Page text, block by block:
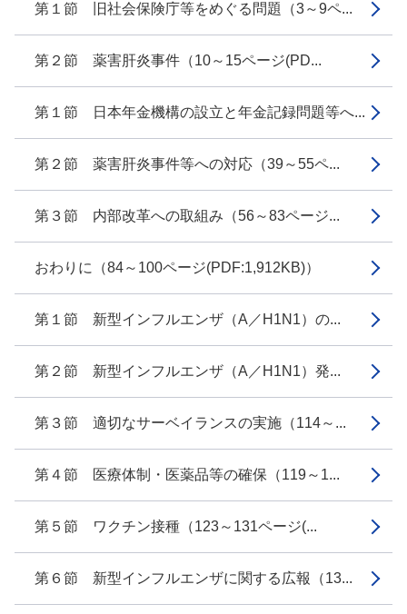
第１節 旧社会保険庁等をめぐる問題（3～9ペ...
第２節 薬害肝炎事件（10～15ページ(PD...
第１節 日本年金機構の設立と年金記録問題等へ...
第２節 薬害肝炎事件等への対応（39～55ペ...
第３節 内部改革への取組み（56～83ページ...
おわりに（84～100ページ(PDF:1,912KB)）
第１節 新型インフルエンザ（A／H1N1）の...
第２節 新型インフルエンザ（A／H1N1）発...
第３節 適切なサーベイランスの実施（114～...
第４節 医療体制・医薬品等の確保（119～1...
第５節 ワクチン接種（123～131ページ(...
第６節 新型インフルエンザに関する広報（13...